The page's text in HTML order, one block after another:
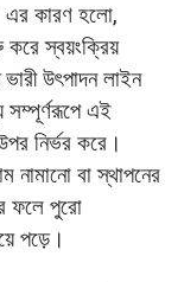
এর কারণ হলো,
করে স্বয়ংক্রিয়
উৎপাদন লাইন
সম্পূর্ণরূপে এই
নির্ভর করে।
নামানো বা স্থাপনের
ফলে পুরো
পড়ে।